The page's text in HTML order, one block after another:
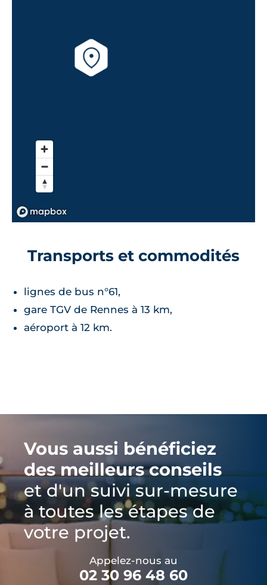
Transports et commodités
lignes de bus n°61,
gare TGV de Rennes à 13 km,
aéroport à 12 km.
Vous aussi bénéficiez
des meilleurs conseils
et d'un suivi sur-mesure
à toutes les étapes de
votre projet.
Appelez-nous au
02 30 96 48 60